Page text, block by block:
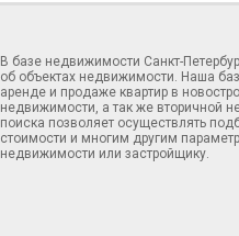
В базе недвижимости Санкт-
об объектах недвижимости. Наша
аренде и продаже квартир в
недвижимости, а так же вторичной
поиска позволяет осуществлять
стоимости и многим другим
недвижимости или застройщику.